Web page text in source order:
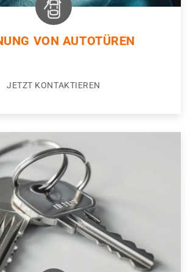
VON AUTOTÜREN
JETZT KONTAKTIEREN